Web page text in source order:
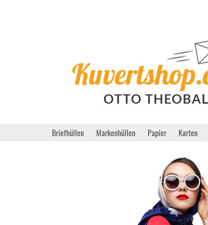
Briefhüllen Markenhüllen Papier Karten